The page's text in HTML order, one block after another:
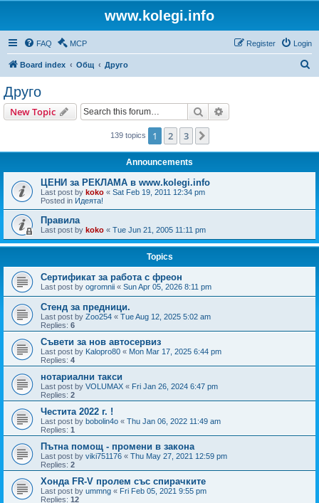
www.kolegi.info
FAQ MCP Login
Register
Board index Общ Друго
Друго
New Topic Search
139 topics 1 2 3
Announcements
ЦЕНИ за РЕКЛАМА в www.kolegi.info
Last post by koko « Sat Feb 19, 2011 12:34 pm
Posted in Идеята!
Правила
Last post by koko « Tue Jun 21, 2005 11:11 pm
Topics
Сертификат за работа с фреон
Last post by ogromnii « Sun Apr 05, 2026 8:11 pm
Стенд за предници.
Last post by Zoo254 « Tue Aug 12, 2025 5:02 am
Replies: 6
Съвети за нов автосервиз
Last post by Kalopro80 « Mon Mar 17, 2025 6:44 pm
Replies: 4
нотариални такси
Last post by VOLUMAX « Fri Jan 26, 2024 6:47 pm
Replies: 2
Честита 2022 г. !
Last post by bobolin4o « Thu Jan 06, 2022 11:49 am
Replies: 1
Пътна помощ - промени в закона
Last post by viki751176 « Thu May 27, 2021 12:59 pm
Replies: 2
Хонда FR-V пролем със спирачките
Last post by ummng « Fri Feb 05, 2021 9:55 pm
Replies: 12